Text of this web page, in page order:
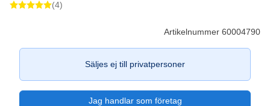
Artikelnummer 60004790
Säljes ej till privatpersoner
Jag handlar som företag
(4)